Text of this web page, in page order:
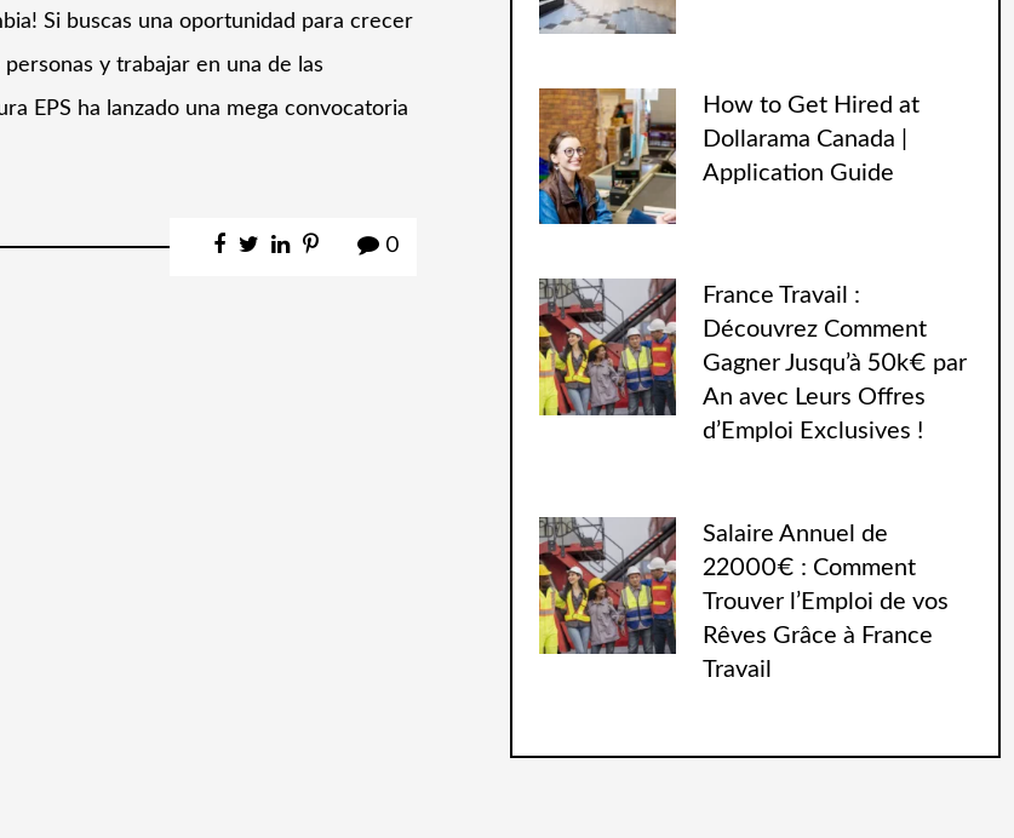
Si buscas una oportunidad para crecer
y trabajar en una de las
EPS ha lanzado una mega convocatoria
0
How to Get Hired at
Dollarama Canada |
Application Guide
France Travail :
Découvrez Comment
Gagner Jusqu’à 50k€ par
An avec Leurs Offres
d’Emploi Exclusives !
Salaire Annuel de
22000€ : Comment
Trouver l’Emploi de vos
Rêves Grâce à France
Travail